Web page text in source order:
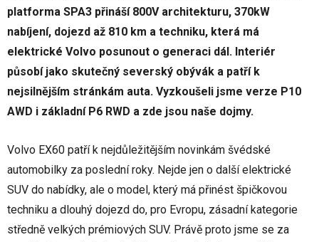
platforma SPA3 přináší 800V architekturu, 370kW
nabíjení, dojezd až 810 km a techniku, která má
elektrické Volvo posunout o generaci dál. Interiér
působí jako skutečný severský obývák a patří k
nejsilnějším stránkám auta. Vyzkoušeli jsme verze P10
AWD i základní P6 RWD a zde jsou naše dojmy.
Volvo EX60 patří k nejdůležitějším novinkám švédské
automobilky za poslední roky. Nejde jen o další elektrické
SUV do nabídky, ale o model, který má přinést špičkovou
techniku a dlouhý dojezd do, pro Evropu, zásadní kategorie
středně velkých prémiových SUV. Právě proto jsme se za